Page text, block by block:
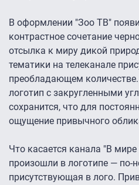
В оформлении "Зоо ТВ"
контрастное сочетание
отсылка к миру дикой
тематики на телеканале
преобладающем
логотип с закругленными
сохранится, что для
ощущение привычного
Что касается канала "В
произошли в логотипе — по-
присутствующая в лого.